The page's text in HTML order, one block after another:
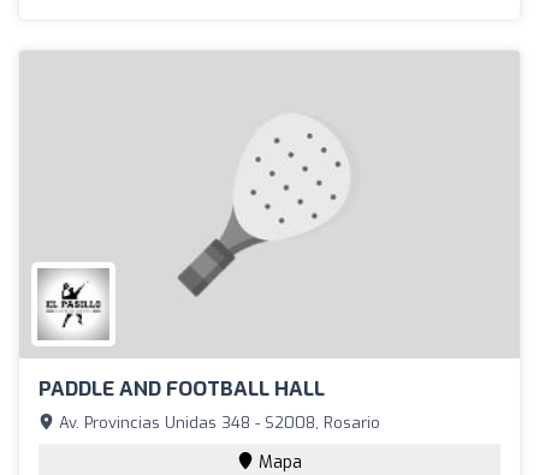
PADDLE AND FOOTBALL HALL
Av. Provincias Unidas 348 - S2008, Rosario
Mapa